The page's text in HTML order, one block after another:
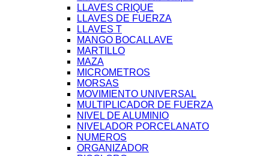
LLAVES CRIQUE
LLAVES DE FUERZA
LLAVES T
MANGO BOCALLAVE
MARTILLO
MAZA
MICROMETROS
MORSAS
MOVIMIENTO UNIVERSAL
MULTIPLICADOR DE FUERZA
NIVEL DE ALUMINIO
NIVELADOR PORCELANATO
NUMEROS
ORGANIZADOR